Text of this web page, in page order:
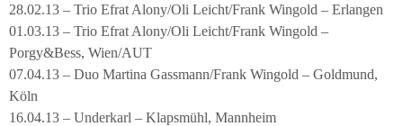
28.02.13 – Trio Efrat Alony/Oli Leicht/Frank Wingold – Erlangen
01.03.13 – Trio Efrat Alony/Oli Leicht/Frank Wingold –
Porgy&Bess, Wien/AUT
07.04.13 – Duo Martina Gassmann/Frank Wingold – Goldmund,
Köln
16.04.13 – Underkarl – Klapsmühl, Mannheim